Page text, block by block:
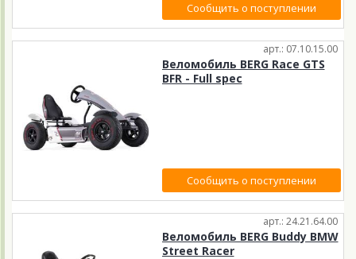
Сообщить о поступлении
арт.: 07.10.15.00
Веломобиль BERG Race GTS
BFR - Full spec
Сообщить о поступлении
арт.: 24.21.64.00
Веломобиль BERG Buddy BMW
Street Racer